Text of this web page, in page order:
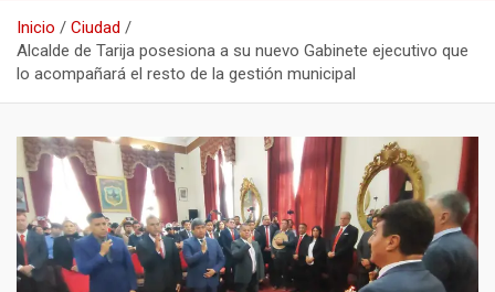
Inicio
Ciudad
Alcalde de Tarija posesiona a su nuevo Gabinete ejecutivo que
lo acompañará el resto de la gestión municipal